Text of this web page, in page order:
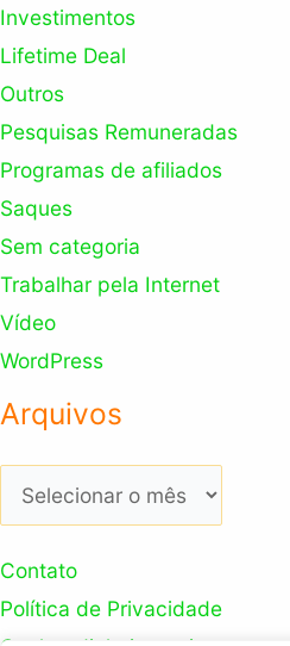
Investimentos
Lifetime Deal
Outros
Pesquisas Remuneradas
Programas de afiliados
Saques
Sem categoria
Trabalhar pela Internet
Vídeo
WordPress
Arquivos
Arquivos
Contato
Política de Privacidade